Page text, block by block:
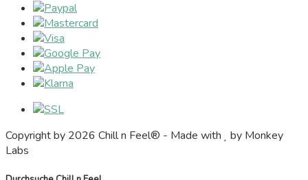
Copyright by 2026 Chill n Feel® - Made with
by Monkey
Labs